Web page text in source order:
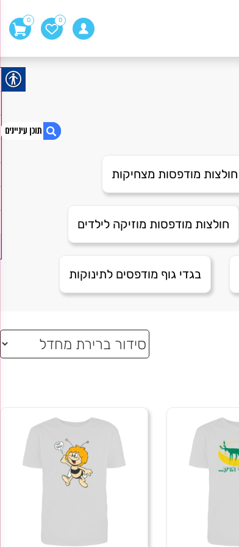
1. חולצות מודפסות
2. קקי קורה
6. Abbey
7. all the cats of tel aviv
15. Headphones
16. Hendrix 2
0
0
לסל
חולצות מודפסות מצחיקות
חולצות מודפסות מוזיקה לילדים
בגדי גוף מודפסים לתינוקות